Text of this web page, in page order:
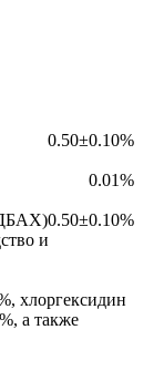
0.50±0.10%
0.01%
0.50±0.10%
и
хлоргексидин
а также